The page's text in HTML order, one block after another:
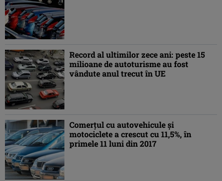
Record al ultimilor zece ani: peste 15
milioane de autoturisme au fost
vândute anul trecut în UE
Comerţul cu autovehicule şi
motociclete a crescut cu 11,5%, în
primele 11 luni din 2017